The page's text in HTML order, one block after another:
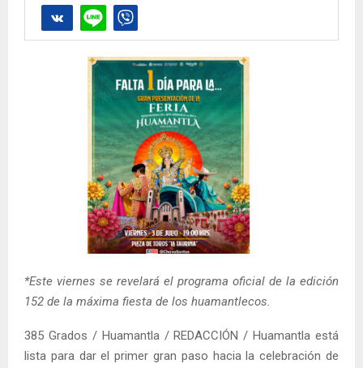
*Este viernes se revelará el programa oficial de la edición
152 de la máxima fiesta de los huamantlecos.
385 Grados / Huamantla / REDACCIÓN / Huamantla está
lista para dar el primer gran paso hacia la celebración de